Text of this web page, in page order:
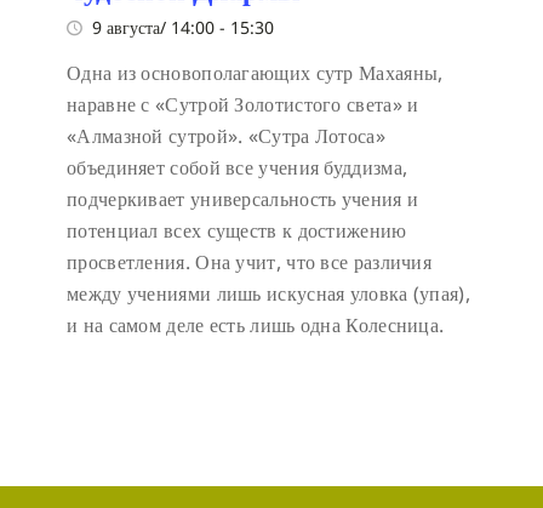
9 августа/ 14:00 - 15:30
Одна из основополагающих сутр Махаяны,
наравне с «Сутрой Золотистого света» и
«Алмазной сутрой». «Сутра Лотоса»
объединяет собой все учения буддизма,
подчеркивает универсальность учения и
потенциал всех существ к достижению
просветления. Она учит, что все различия
между учениями лишь искусная уловка (упая),
и на самом деле есть лишь одна Колесница.